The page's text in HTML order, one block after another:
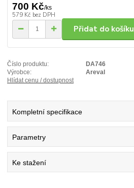
700 Kč/ks
579 Kč bez DPH
Přidat do košíku
Číslo produktu:
DA746
Výrobce:
Areval
Hlídat cenu / dostupnost
Kompletní specifikace
Parametry
Ke stažení